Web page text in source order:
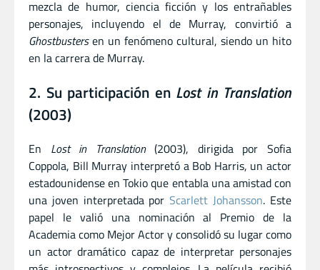
mezcla de humor, ciencia ficción y los entrañables
personajes, incluyendo el de Murray, convirtió a
Ghostbustersen un fenómeno cultural, siendo un hito
en la carrera de Murray.
2. Su participación en Lost in Translation
(2003)
En Lost in Translation(2003), dirigida por Sofia
Coppola, Bill Murray interpretó a Bob Harris, un actor
estadounidense en Tokio que entabla una amistad con
una joven interpretada porScarlett Johansson. Este
papel le valió una nominación al Premio de la
Academia como Mejor Actor y consolidó su lugar como
un actor dramático capaz de interpretar personajes